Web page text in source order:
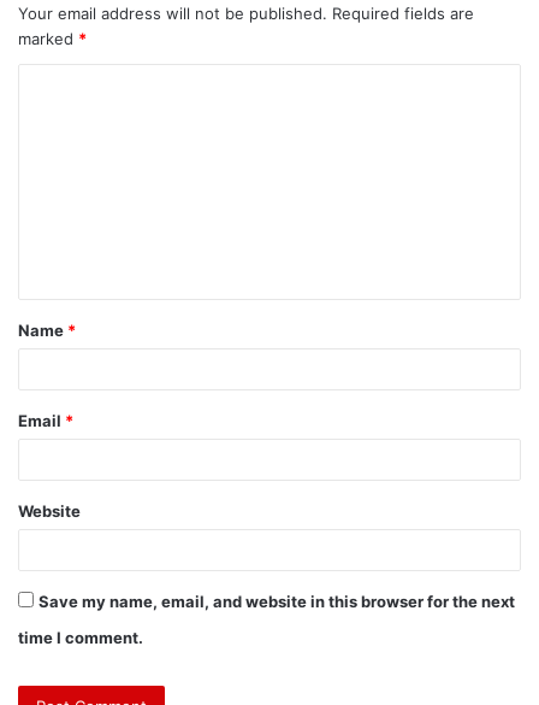
Your email address will not be published. Required fields are
marked *
Name *
Email *
Website
Save my name, email, and website in this browser for the next
time I comment.